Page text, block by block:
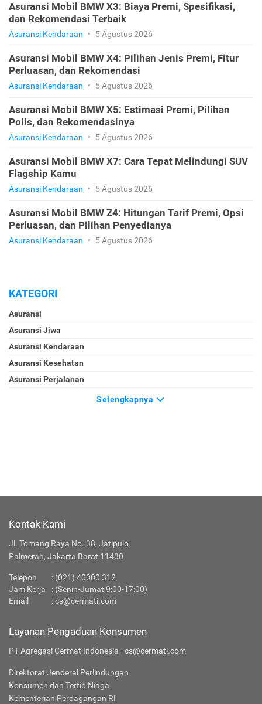
Asuransi Mobil BMW X3: Biaya Premi, Spesifikasi,
dan Rekomendasi Terbaik
Asuransi Kendaraan • 5 Agustus 2026
Asuransi Mobil BMW X4: Pilihan Jenis Premi, Fitur
Perluasan, dan Rekomendasi
Asuransi Kendaraan • 5 Agustus 2026
Asuransi Mobil BMW X5: Estimasi Premi, Pilihan
Polis, dan Rekomendasinya
Asuransi Kendaraan • 5 Agustus 2026
Asuransi Mobil BMW X7: Cara Tepat Melindungi SUV
Flagship Kamu
Asuransi Kendaraan • 5 Agustus 2026
Asuransi Mobil BMW Z4: Hitungan Tarif Premi, Opsi
Perluasan, dan Pilihan Penyedianya
Asuransi Kendaraan • 5 Agustus 2026
KATEGORI
Asuransi
Asuransi Jiwa
Asuransi Kendaraan
Asuransi Kesehatan
Asuransi Perjalanan
Selengkapnya
Kontak Kami
Jl. Tomang Raya No. 38, Jatipulo
Palmerah, Jakarta Barat 11430
Telepon
: (021) 40000 312
Jam Kerja
: (Senin-Jumat 9:00-17:00)
Email
:cs@cermati.com
Layanan Pengaduan Konsumen
PT Agregasi Cermat Indonesia - cs@cermati.com
Direktorat Jenderal Perlindungan
Konsumen dan Tertib Niaga
Kementerian Perdagangan RI